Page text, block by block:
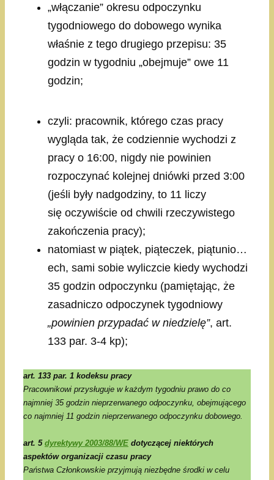
„włączanie” okresu odpoczynku
tygodniowego do dobowego wynika
właśnie z tego drugiego przepisu: 35
godzin w tygodniu „obejmuje” owe 11
godzin;
czyli: pracownik, którego czas pracy
wygląda tak, że codziennie wychodzi z
pracy o 16:00, nigdy nie powinien
rozpoczynać kolejnej dniówki przed 3:00
(jeśli były nadgodziny, to 11 liczy
się oczywiście od chwili rzeczywistego
zakończenia pracy);
natomiast w piątek, piąteczek, piątunio…
ech, sami sobie wyliczcie kiedy wychodzi
35 godzin odpoczynku (pamiętając, że
zasadniczo odpoczynek tygodniowy
„powinien przypadać w niedzielę”, art.
133 par. 3-4 kp);
art. 133 par. 1 kodeksu pracy
Pracownikowi przysługuje w każdym tygodniu prawo do co
najmniej 35 godzin nieprzerwanego odpoczynku, obejmującego
co najmniej 11 godzin nieprzerwanego odpoczynku dobowego.
art. 5 dyrektywy 2003/88/WE dotyczącej niektórych
aspektów organizacji czasu pracy
Państwa Członkowskie przyjmują niezbędne środki w celu